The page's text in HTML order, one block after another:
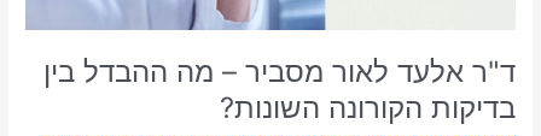
ד"ר אלעד לאור מסביר – מה ההבדל בין
בדיקות הקורונה השונות?